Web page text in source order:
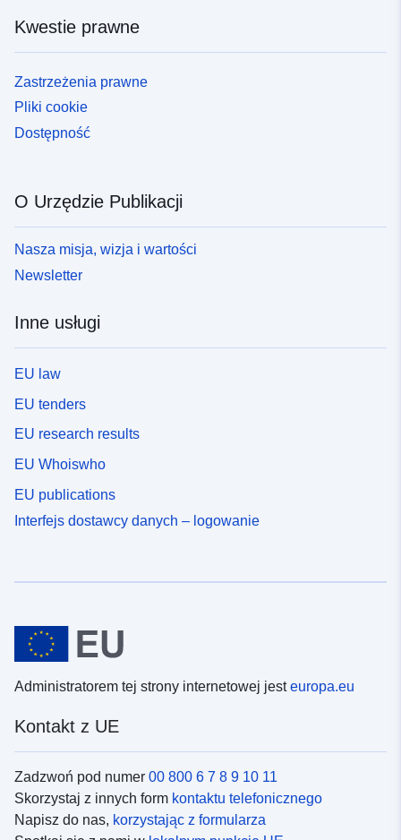
Kwestie prawne
Zastrzeżenia prawne
Pliki cookie
Dostępność
O Urzędzie Publikacji
Nasza misja, wizja i wartości
Newsletter
Inne usługi
EU law
EU tenders
EU research results
EU Whoiswho
EU publications
Interfejs dostawcy danych – logowanie
Administratorem tej strony internetowej jesteuropa.eu
Kontakt z UE
Zadzwoń pod numer 00 800 6 7 8 9 10 11
Skorzystaj z innych form kontaktu telefonicznego
Napisz do nas, korzystając z formularza